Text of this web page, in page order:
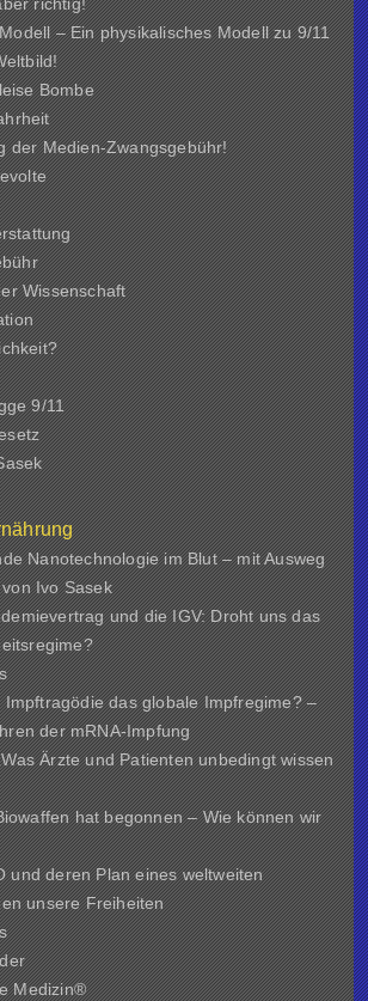
richtig!
– Ein physikalisches Modell zu 9/11
Bombe
der Medien-Zwangsgebühr!
Wissenschaft
9/11
Nanotechnologie im Blut – mit Ausweg
Ivo Sasek
und die IGV: Droht uns das
das globale Impfregime? –
der mRNA-Impfung
Ärzte und Patienten unbedingt wissen
hat begonnen – Wie können wir
und deren Plan eines weltweiten
unsere Freiheiten
Medizin®